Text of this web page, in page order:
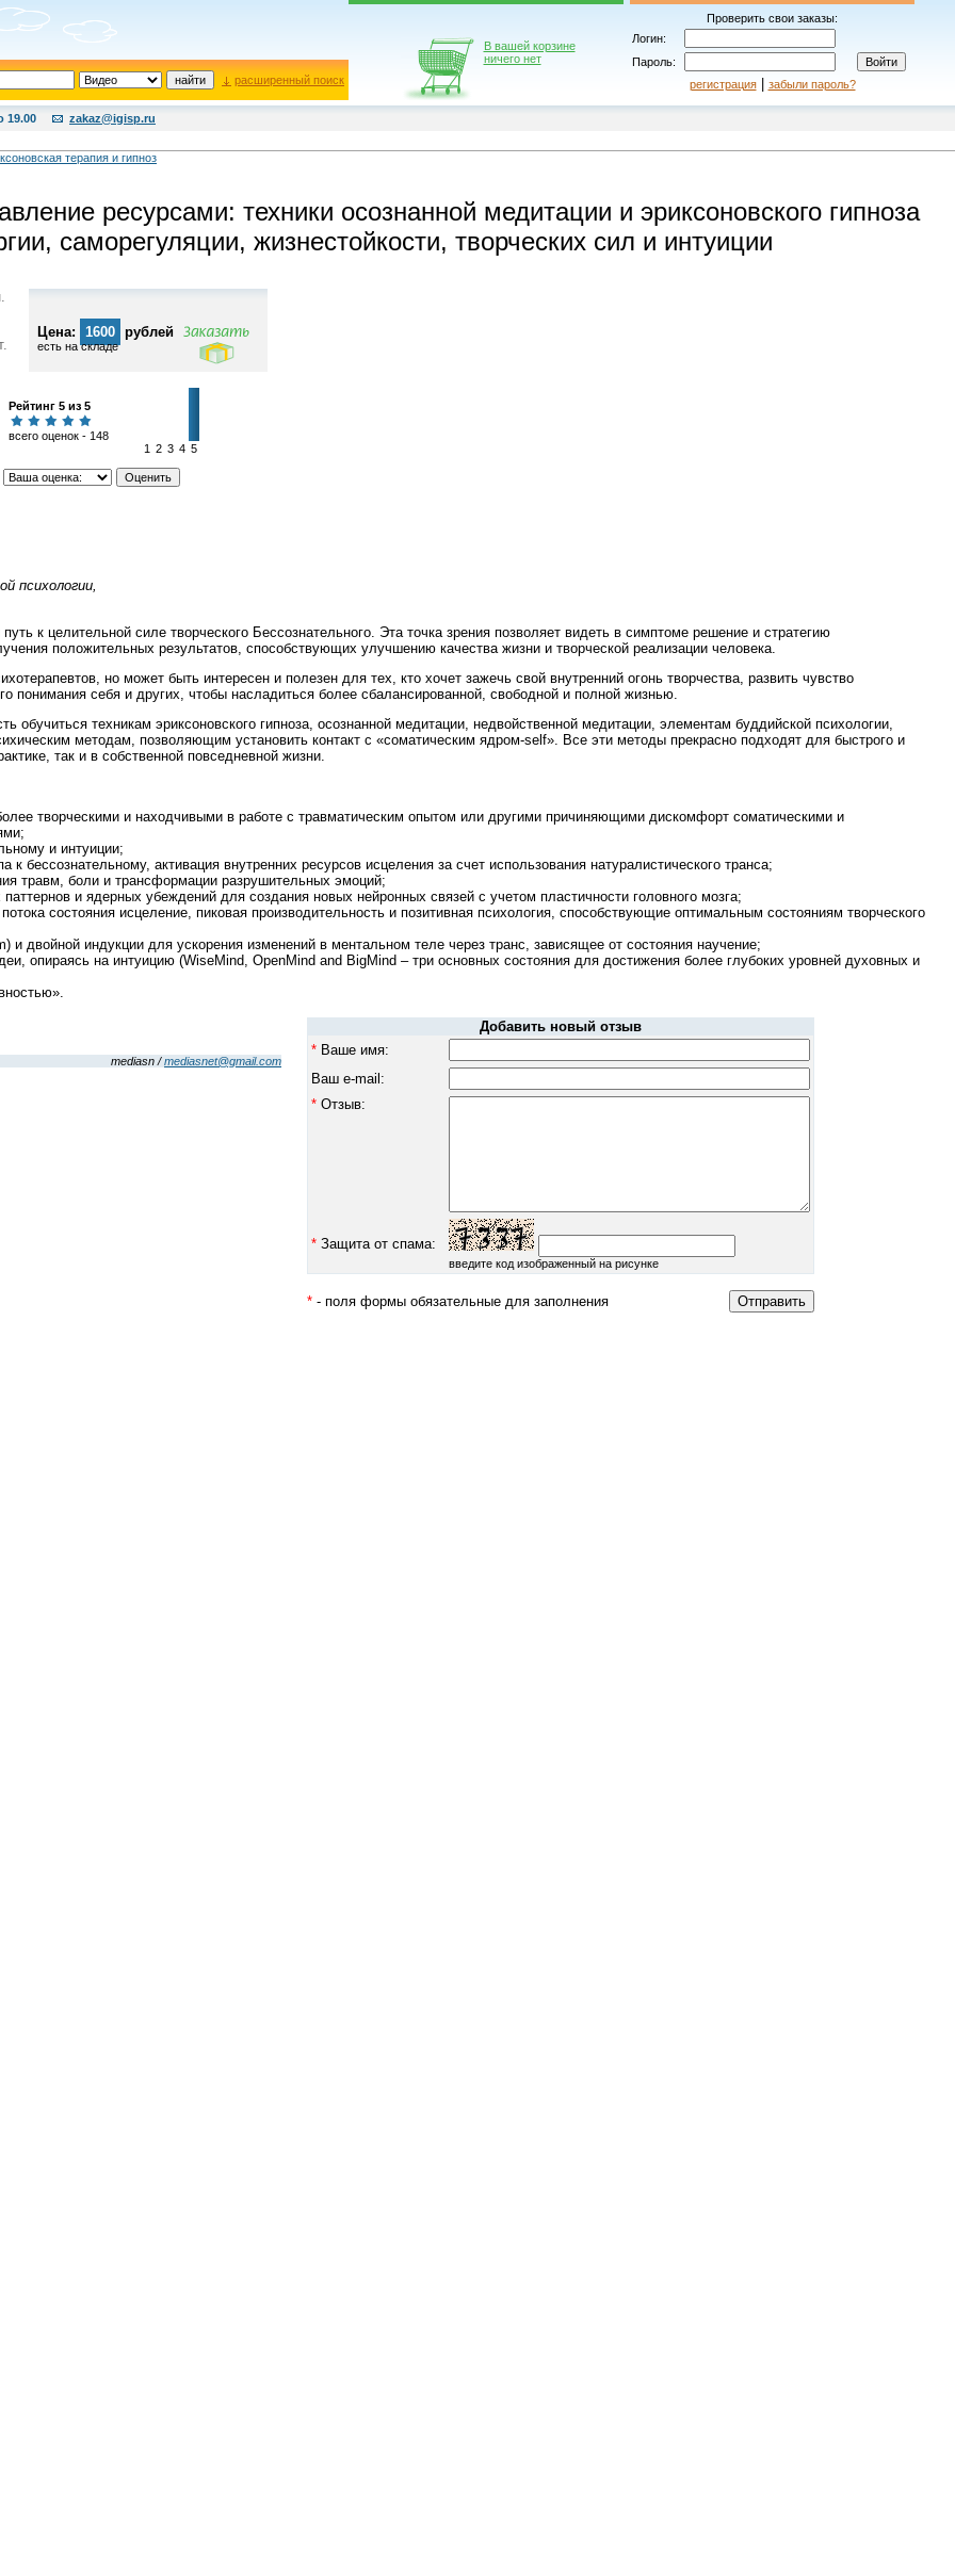
расширенный поиск
В вашей корзине
ничего нет
Проверить свои заказы:
Логин:
Пароль:
регистрация| забыли пароль?
19.00 zakaz@igisp.ru
терапия и гипноз
ресурсами: техники осознанной медитации и эриксоновского гипноза
саморегуляции, жизнестойкости, творческих сил и интуиции
Цена: 1600 рублей
есть на складе
Рейтинг 5 из 5
всего оценок - 148
1 2 3 4 5
психологии,
к целительной силе творческого Бессознательного. Эта точка зрения позволяет видеть в симптоме решение и стратегию
положительных результатов, способствующих улучшению качества жизни и творческой реализации человека.
но может быть интересен и полезен для тех, кто хочет зажечь свой внутренний огонь творчества, развить чувство
понимания себя и других, чтобы насладиться более сбалансированной, свободной и полной жизнью.
обучиться техникам эриксоновского гипноза, осознанной медитации, недвойственной медитации, элементам буддийской психологии,
методам, позволяющим установить контакт с «соматическим ядром-self». Все эти методы прекрасно подходят для быстрого и
так и в собственной повседневной жизни.
творческими и находчивыми в работе с травматическим опытом или другими причиняющими дискомфорт соматическими и
и интуиции;
бессознательному, активация внутренних ресурсов исцеления за счет использования натуралистического транса;
травм, боли и трансформации разрушительных эмоций;
и ядерных убеждений для создания новых нейронных связей с учетом пластичности головного мозга;
состояния исцеление, пиковая производительность и позитивная психология, способствующие оптимальным состояниям творческого
и двойной индукции для ускорения изменений в ментальном теле через транс, зависящее от состояния научение;
опираясь на интуицию (WiseMind, OpenMind and BigMind – три основных состояния для достижения более глубоких уровней духовных и
mediasn /mediasnet@gmail.com
Добавить новый отзыв
* Ваше имя:
Ваш e-mail:
* Отзыв:
* Защита от спама:
введите код изображенный на рисунке
* - поля формы обязательные для заполнения